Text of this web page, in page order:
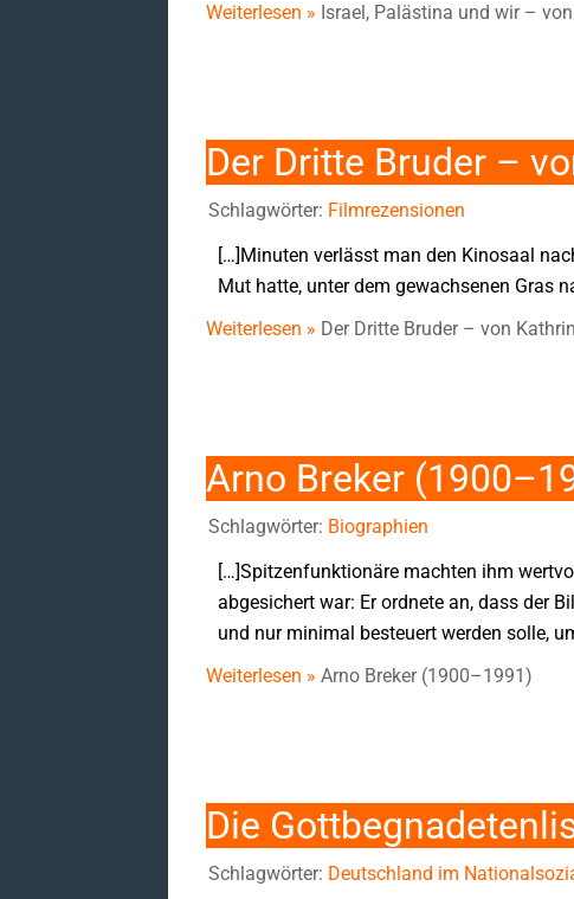
Weiterlesen » Israel, Palästina und wir –
Der Dritte Bruder –
Schlagwörter: Filmrezensionen
[…]Minuten verlässt man den Kinosaal
Mut hatte, unter dem gewachsenen Gras
Weiterlesen » Der Dritte Bruder – von
Arno Breker
Schlagwörter: Biographien
[…]Spitzenfunktionäre machten ihm
abgesichert war: Er ordnete an, dass der
und nur minimal besteuert werden solle,
Weiterlesen » Arno Breker (1900–1991)
Die
Schlagwörter: Deutschland im